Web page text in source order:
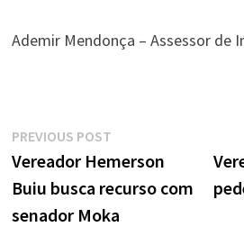
Ademir Mendonça – Assessor de
Navegação
de
Post
PREVIOUS POSTPrevious
post:
Vereador Hemerson
Buiu busca recurso com
senador Moka